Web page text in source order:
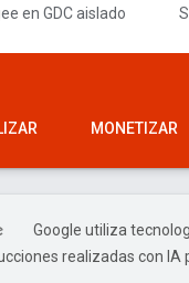
en GDC aislado
MONETIZAR
Google utiliza
realizadas con IA